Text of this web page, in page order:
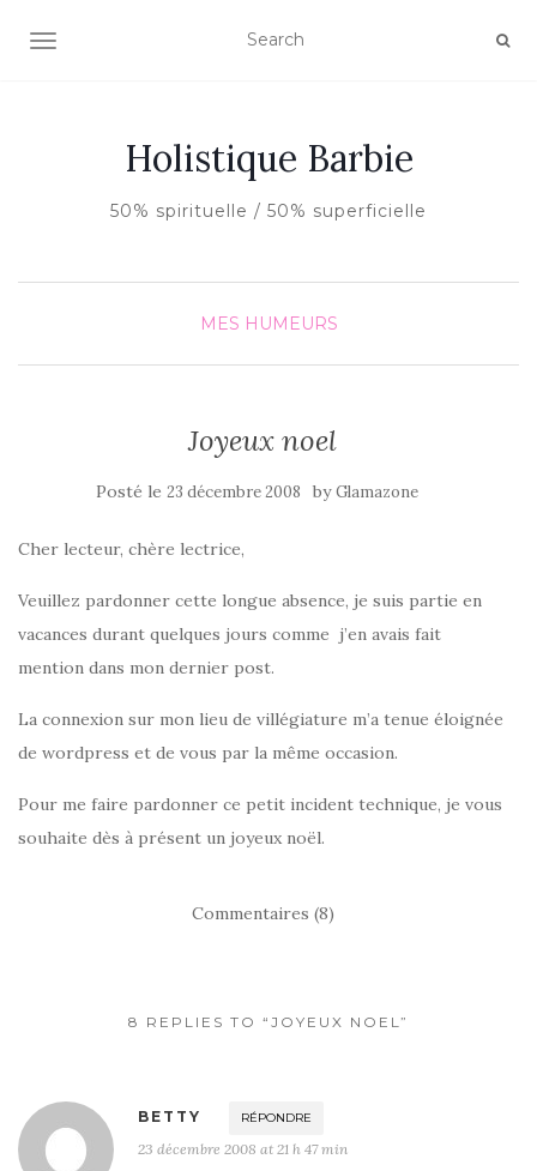
AFFICHER/MASQUER LA NAVIGATION
Holistique Barbie
50% spirituelle / 50% superficielle
MES HUMEURS
Joyeux noel
Posté le 23 décembre 2008 byGlamazone
Cher lecteur, chère lectrice,
Veuillez pardonner cette longue absence, je suis partie en
vacances durant quelques jours comme j’en avais fait
mention dans mon dernier post.
La connexion sur mon lieu de villégiature m’a tenue éloignée
de wordpress et de vous par la même occasion.
Pour me faire pardonner ce petit incident technique, je vous
souhaite dès à présent un joyeux noël.
Commentaires (8)
8 REPLIES TO “JOYEUX NOEL”
BETTY RÉPONDRE
23 décembre 2008 at 21 h 47 min